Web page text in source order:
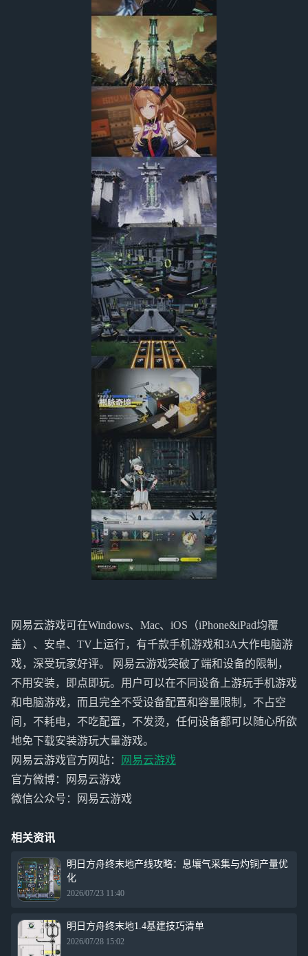
网易云游戏可在Windows、Mac、iOS（iPhone&iPad均覆
盖）、安卓、TV上运行，有千款手机游戏和3A大作电脑游
戏，深受玩家好评。 网易云游戏突破了端和设备的限制，
不用安装，即点即玩。用户可以在不同设备上游玩手机游戏
和电脑游戏，而且完全不受设备配置和容量限制，不占空
间，不耗电，不吃配置，不发烫，任何设备都可以随心所欲
地免下载安装游玩大量游戏。
网易云游戏官方网站：
网易云游戏
官方微博：网易云游戏
微信公众号：网易云游戏
相关资讯
明日方舟终末地产线攻略：息壤气采集与灼铜产量优
化
2026/07/23 11:40
明日方舟终末地1.4基建技巧清单
2026/07/28 15:02